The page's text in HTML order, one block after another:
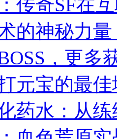
传奇SF在
的神秘力
，更多
元宝的最
药水：从练